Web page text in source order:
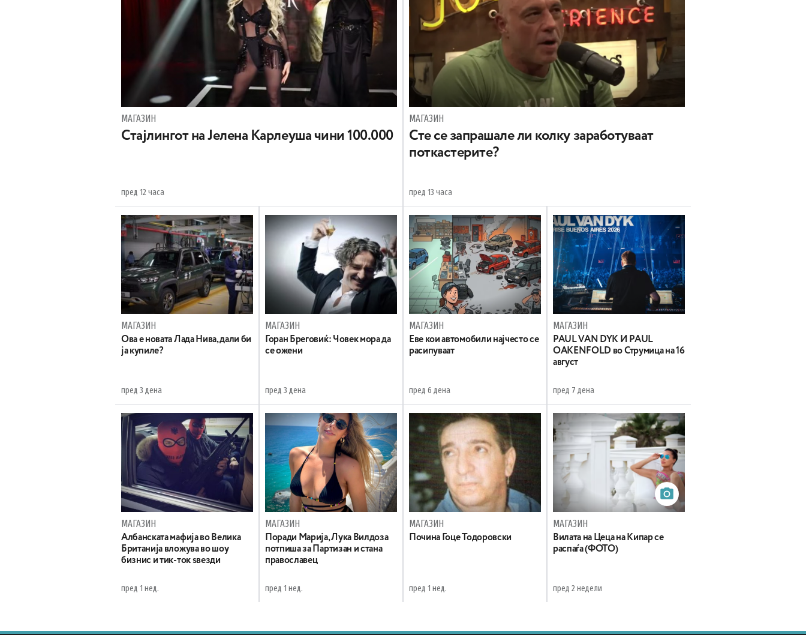
МАГАЗИН
Стајлингот на Јелена Карлеуша чини 100.000
пред 12 часа
МАГАЗИН
Сте се запрашале ли колку заработуваат
поткастерите?
пред 13 часа
МАГАЗИН
Ова е новата Лада Нива, дали би
ја купиле?
пред 3 дена
МАГАЗИН
Горан Бреговиќ: Човек мора да
се ожени
пред 3 дена
МАГАЗИН
Еве кои автомобили најчесто се
расипуваат
пред 6 дена
МАГАЗИН
PAUL VAN DYK И PAUL
OAKENFOLD во Струмица на 16
август
пред 7 дена
МАГАЗИН
Aлбанската мафија во Велика
Британија вложува во шоу
бизнис и тик-ток ѕвезди
пред 1 нед.
МАГАЗИН
Поради Марија, Лука Вилдоза
потпиша за Партизан и стана
православец
пред 1 нед.
МАГАЗИН
Почина Гоце Тодоровски
пред 1 нед.
МАГАЗИН
Вилата на Цеца на Кипар се
распаѓа (ФОТО)
пред 2 недели